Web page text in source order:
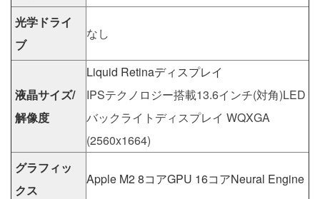
光学ドライ
ブ
なし
液晶サイズ/
解像度
Liquid Retinaディスプレイ
IPSテクノロジー搭載13.6インチ(対角)LED
バックライトディスプレイ WQXGA
(2560x1664)
グラフィッ
クス
Apple M2 8コアGPU 16コアNeural Engine